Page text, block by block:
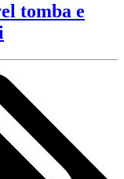
tomba e